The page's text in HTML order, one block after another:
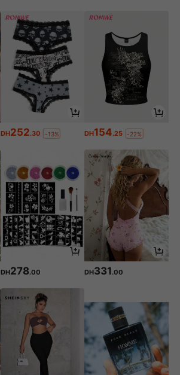
DH252.30 -13% DH154.25 -22%
DH278.00 DH331 .00